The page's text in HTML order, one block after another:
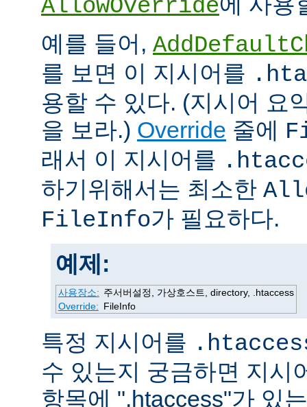
AllowOverride
예를 들어,
를 보면 이 지시어를
용할 수 있다. (지시어 요
을 보라.) Override 줄에
래서 이 지시어를
하기위해서는 최소한
FileInfo가 필요하다.
예제:
사용장소: 주서버설정, 가상호스트, directory, .htaccess
Override: FileInfo
특정 지시어를
수 있는지 궁금하면 지시
항목에 ".htaccess"가 있